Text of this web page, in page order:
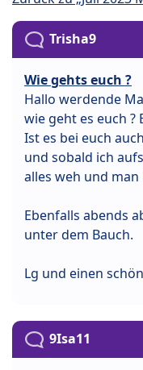
Trisha9
Wie gehts euch ?
Hallo werdende
wie geht es euch ?
Ist es bei euch
und sobald ich
alles weh und
Ebenfalls abends
unter dem Bauch.
Lg und einen
9Isa11